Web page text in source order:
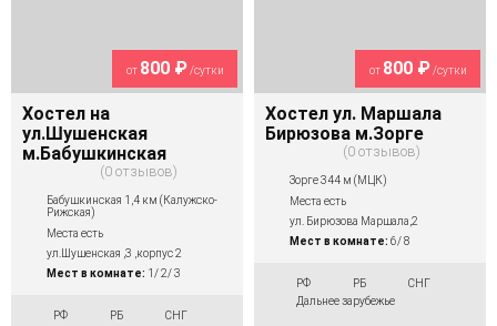
от 800 ₽/сутки
Хостел на
ул.Шушенская
м.Бабушкинская
0 отзывов
Бабушкинская 1,4 км (Калужско-
Рижская)
Места есть
ул.Шушенская ,3 ,корпус 2
Мест в комнате: 1/ 2/ 3
РФ РБ
СНГ
от 800 ₽/сутки
Хостел ул. Маршала
Бирюзова м.Зорге
0 отзывов
Зорге 344 м (МЦК)
Места есть
ул. Бирюзова Маршала,2
Мест в комнате: 6/ 8
РФ РБ
СНГ
Дальнее зарубежье